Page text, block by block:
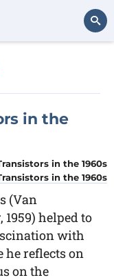
in the
in the 1960s
(Van
helped to
with
he reflects on
on the